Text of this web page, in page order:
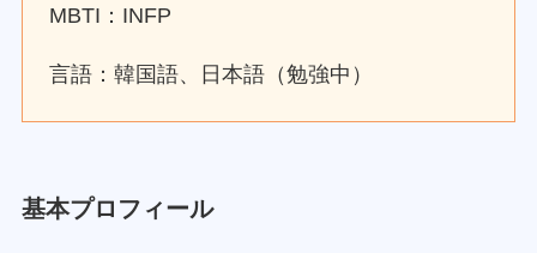
MBTI：INFP
言語：韓国語、日本語（勉強中）
基本プロフィール